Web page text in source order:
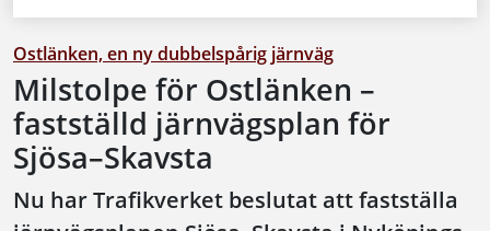
Ostlänken, en ny dubbelspårig järnväg
Milstolpe för Ostlänken –
fastställd järnvägsplan för
Sjösa–Skavsta
Nu har Trafikverket beslutat att fastställa